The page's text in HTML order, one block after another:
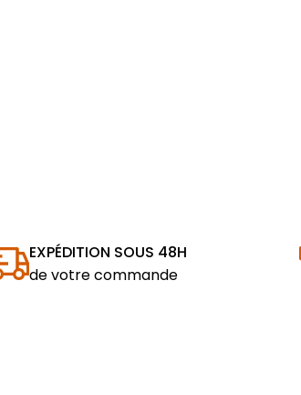
EXPÉDITION SOUS 48H
de votre commande